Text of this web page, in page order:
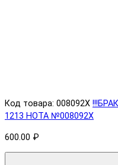
Код товара: 008092X
1213 HOTA №008092X
600.00 ₽